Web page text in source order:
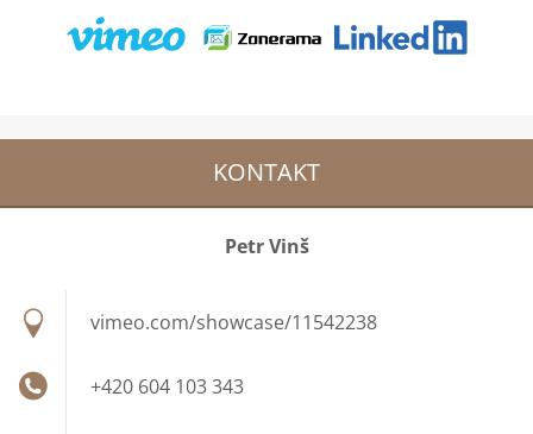
KONTAKT
Petr Vinš
vimeo.com/showcase/11542238
+420 604 103 343